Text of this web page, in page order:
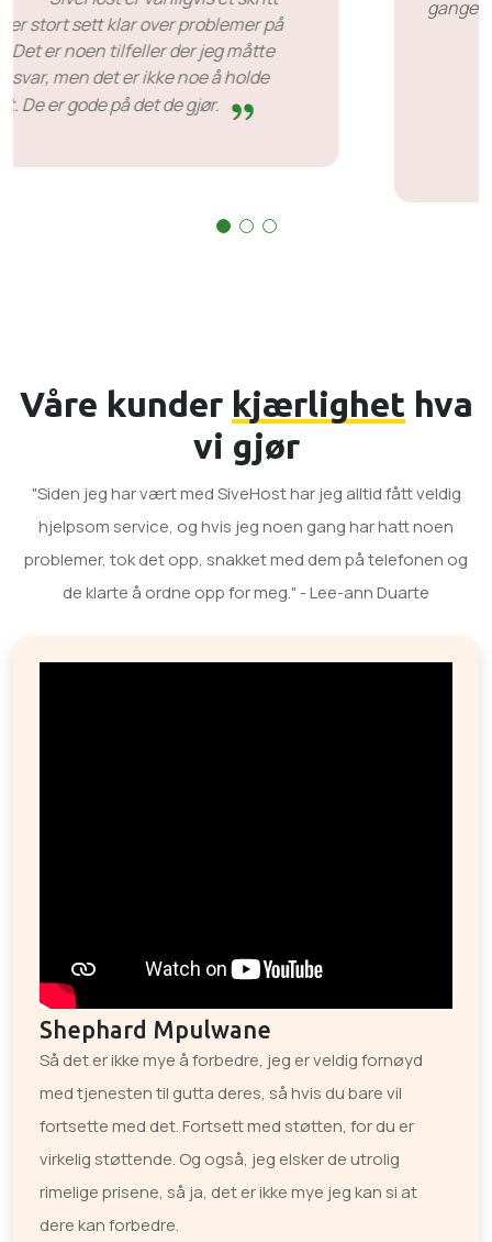
foran og er stort sett klar over problemer på
forhånd. Det er noen tilfeller der jeg måtte
vente på svar, men det er ikke noe å holde
dem imot. De er gode på det de gjør.
Våre kunder kjærlighet hva
vi gjør
"Siden jeg har vært med SiveHost har jeg alltid fått veldig
hjelpsom service, og hvis jeg noen gang har hatt noen
problemer, tok det opp, snakket med dem på telefonen og
de klarte å ordne opp for meg." - Lee-ann Duarte
Shephard Mpulwane
Så det er ikke mye å forbedre, jeg er veldig fornøyd
med tjenesten til gutta deres, så hvis du bare vil
fortsette med det. Fortsett med støtten, for du er
virkelig støttende. Og også, jeg elsker de utrolig
rimelige prisene, så ja, det er ikke mye jeg kan si at
dere kan forbedre.